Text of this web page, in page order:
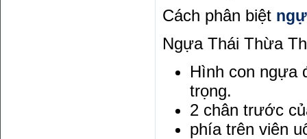
Cách phân biệt
Ngựa Thái Thừa
Hình con ngựa
trọng.
2 chân trước
phía trên viên